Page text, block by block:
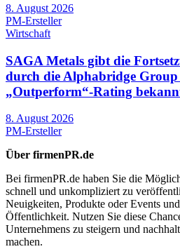
8. August 2026
PM-Ersteller
Wirtschaft
SAGA Metals gibt die
durch die Alphabridge Group
„Outperform“-Rating
8. August 2026
PM-Ersteller
Über firmenPR.de
Bei firmenPR.de haben Sie die
schnell und unkompliziert zu
Neuigkeiten, Produkte oder Events
Öffentlichkeit. Nutzen Sie diese
Unternehmens zu steigern und
machen.